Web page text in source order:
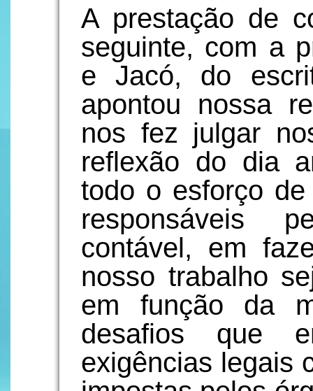
A prestação de
seguinte, com a
e Jacó, do
apontou nossa
nos fez julgar
reflexão do dia
todo o esforço
responsáveis
contável, em
nosso trabalho
em função da
desafios que
exigências legais